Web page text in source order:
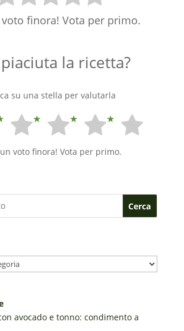
finora! Vota per primo.
la ricetta?
su una stella per valutarla
voto finora! Vota per primo.
Cerca
avocado e tonno: condimento a